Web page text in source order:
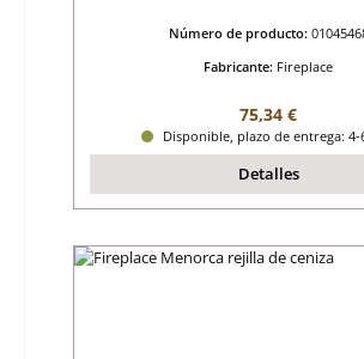
Número de producto:
Fabricante: Fireplace
Precio normal:
75,34 €
Disponible, plazo de entrega: 4-
Detalles